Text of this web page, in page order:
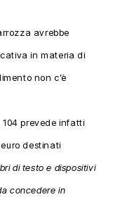
avrebbe
in materia di
non c’è
104 prevede infatti
destinati
di testo e dispositivi
concedere in